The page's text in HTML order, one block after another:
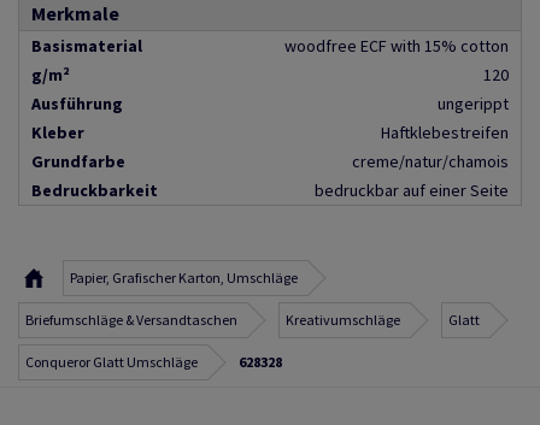
Merkmale
Basismaterial
woodfree ECF with 15% cotton
g/m²
120
Ausführung
ungerippt
Kleber
Haftklebestreifen
Grundfarbe
creme/natur/chamois
Bedruckbarkeit
bedruckbar auf einer Seite
Papier, Grafischer Karton, Umschläge
Briefumschläge & Versandtaschen Kreativumschläge Glatt
Conqueror Glatt Umschläge 628328